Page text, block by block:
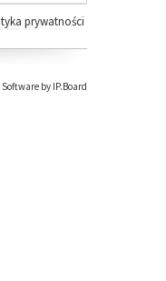
prywatności
by IP.Board